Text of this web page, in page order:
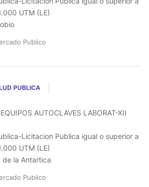
UTM (LE)
Publico
PUBLICA
AUTOCLAVES LABORAT-XII
Licitacion Publica igual o superior a
UTM (LE)
de la Antartica
Publico